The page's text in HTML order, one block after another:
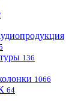
136
1066
64